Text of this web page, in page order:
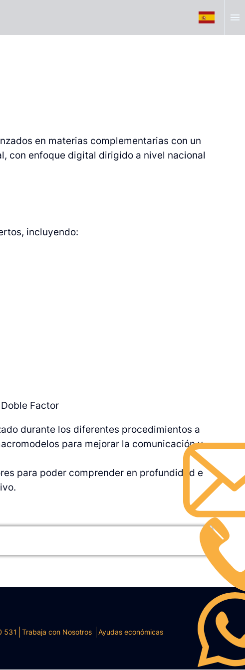
menu
en materias complementarias con un
con enfoque digital dirigido a nivel nacional
incluyendo:
Factor
durante los diferentes procedimientos a
para mejorar la comunicación y
para poder comprender en profundidad e
531 Trabaja con Nosotros Ayudas económicas